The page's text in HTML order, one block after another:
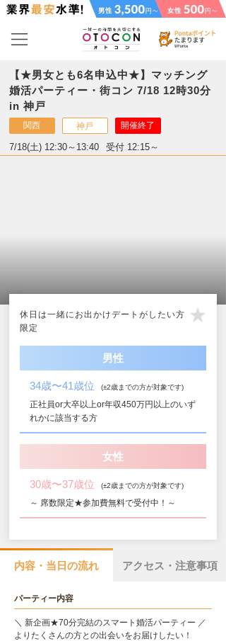
【★男女とも6名申込中★】マッチング
婚活パーティー・街コン 7/18 12時30分
in 神戸
関西 神戸 開催終了
7/18(土) 12:30～13:40 受付 12:15～
休日は一緒にお出かけデートがしたい方
限定
男性
34歳〜41歳位 (±2歳までの方が対象です)
正社員or大卒以上or年収450万円以上のいず
れかに該当する方
女性
30歳〜37歳位 (±2歳までの方が対象です)
～ 席数限定★参加費無料で受付中！～
内容・当日の流れ アクセス・注意事項
パーティー内容
＼ 新企画★70分完結のスマート婚活パーティー ／
よりたくさんの方との出会いをお届けしたい！